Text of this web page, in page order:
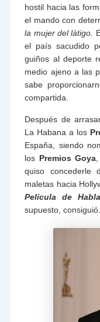
hostil hacia las
el mando con
la mujer del látigo.
el país sacudido
guiños al deporte
medio ajeno a las
sabe
compartida.
Después de
La Habana a los
España, siendo
los Premios Goya,
quiso concederle
maletas hacia
Película de
supuesto, consiguió.